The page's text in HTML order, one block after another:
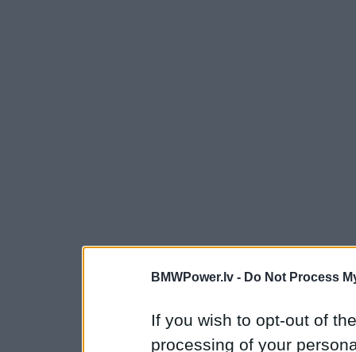
BMWPower.lv - Do Not Process
If you wish to opt-out of
processing of your